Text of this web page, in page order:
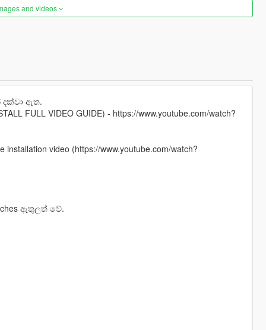
and videos
ඇත.
VIDEO GUIDE) - https://www.youtube.com/watch?
installation video (https://www.youtube.com/watch?
ඇතුලත් වේ.